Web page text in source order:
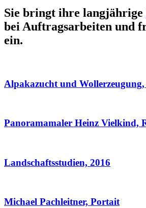
Sie bringt ihre langjährige
bei Auftragsarbeiten und
ein.
Alpakazucht und
Panoramamaler Heinz Vielkind,
Landschaftsstudien, 2016
Michael Pachleitner, Portait